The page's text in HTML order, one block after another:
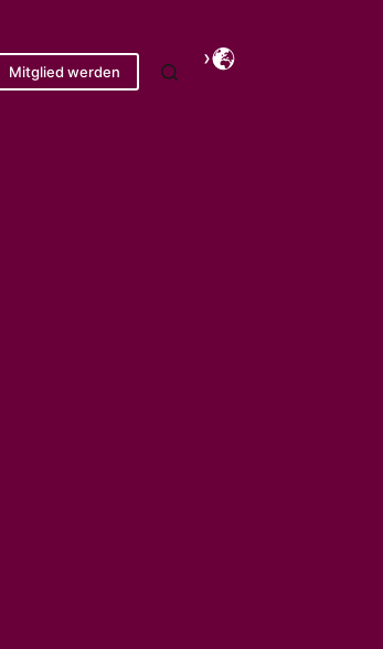
Mitglied werden